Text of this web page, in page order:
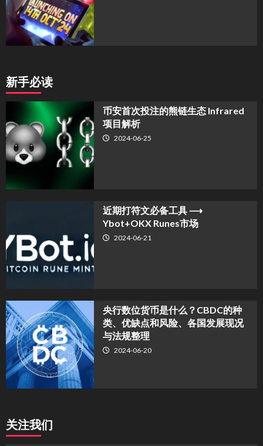
新手必读
币安首次投注的熊链生态 Infrared
项目解析
2024-06-25
近期打符文必备工具 ⟶
Ybot+OKX Runes市场
2024-06-21
央行数位货币是什么？CBDC的种
类、优缺点和风险、各国发展现况
与法规整理
2024-06-20
关注我们